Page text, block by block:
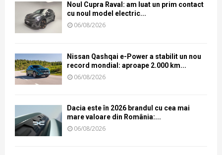
Noul Cupra Raval: am luat un prim contact
cu noul model electric...
06/08/2026
Nissan Qashqai e-Power a stabilit un nou
record mondial: aproape 2.000 km...
06/08/2026
Dacia este în 2026 brandul cu cea mai
mare valoare din România:...
06/08/2026